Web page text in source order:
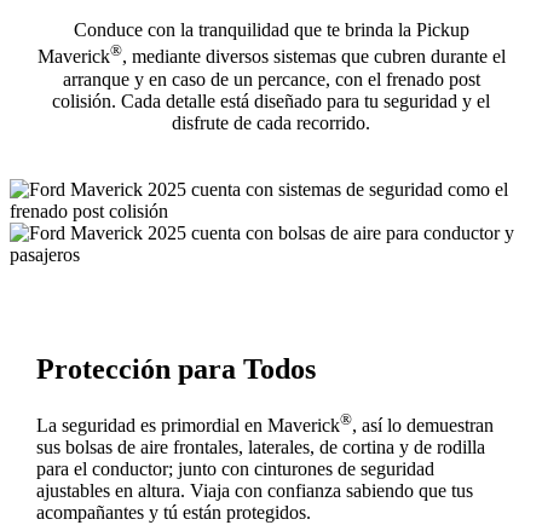
Conduce con la tranquilidad que te brinda la Pickup
Maverick®, mediante diversos sistemas que cubren durante el
arranque y en caso de un percance, con el frenado post
colisión. Cada detalle está diseñado para tu seguridad y el
disfrute de cada recorrido.
Protección para Todos
La seguridad es primordial en Maverick®, así lo demuestran
sus bolsas de aire frontales, laterales, de cortina y de rodilla
para el conductor; junto con cinturones de seguridad
ajustables en altura. Viaja con confianza sabiendo que tus
acompañantes y tú están protegidos.